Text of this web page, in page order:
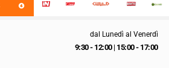
dal Lunedì al Venerdì
9:30 - 12:00| 15:00 - 17:00